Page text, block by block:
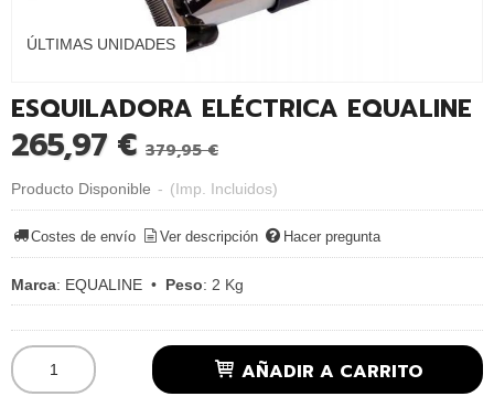
ÚLTIMAS UNIDADES
ESQUILADORA ELÉCTRICA EQUALINE
265,97 € 379,95 €
Producto Disponible - (Imp. Incluidos)
Costes de envío Ver descripción Hacer pregunta
Marca: EQUALINE • Peso: 2 Kg
AÑADIR A CARRITO